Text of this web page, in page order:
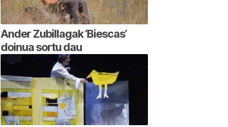
Ander Zubillagak ‘Biescas’
doinua sortu dau